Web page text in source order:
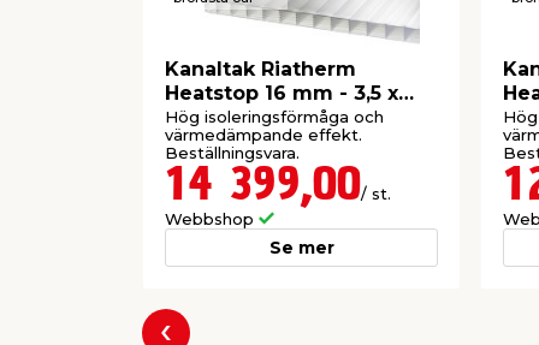
Kanaltak Riatherm
Heatstop 16 mm - 3,5 x
5,025 m
Hög isoleringsförmåga och
värmedämpande effekt.
Beställningsvara.
14 399,00/ st.
Webbshop
Se mer
x